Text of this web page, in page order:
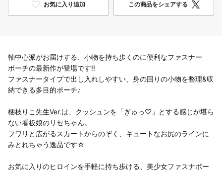
お気に入り追加 この商品をシェアする
軸中心派がお届けする、小物を持ち歩くのに便利なファスナー
ポーチの最新作が登場です!!
ファスナータイプで出し入れしやすい、身の回りの小物を整理&収
納できる多目的ポーチ♪
梱枝りこ先生Ver.は、クッシュンを「ぎゅっ♡」とする感じが堪ら
ない看板娘のリセちゃん。
フワリと広がるスカートからのぞく、キュートなお尻のラインに
みとれちゃう逸品です☆
お気に入りのヒロインを手軽に持ち歩ける、美少女ファスナポー